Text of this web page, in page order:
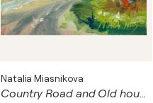
Natalia Miasnikova
Country Road and Old house